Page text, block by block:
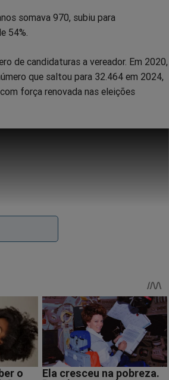
somava 970, subiu para
54%.
de candidaturas a vereador. Em 2020,
que saltou para 32.464 em 2024,
força renovada nas eleições